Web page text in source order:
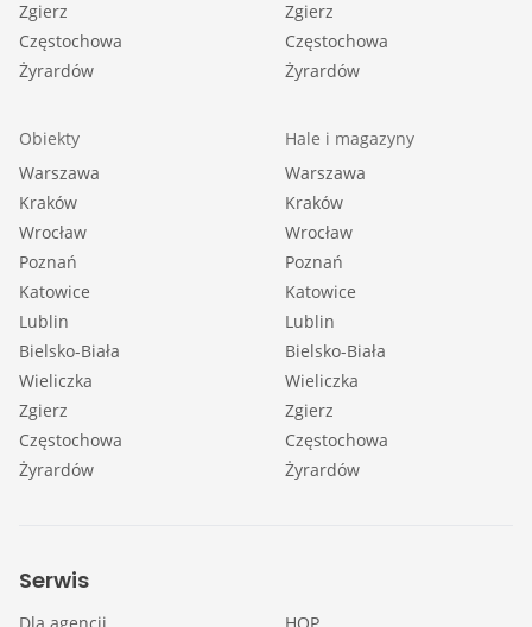
Zgierz
Częstochowa
Żyrardów
Zgierz
Częstochowa
Żyrardów
Obiekty
Warszawa
Kraków
Wrocław
Poznań
Katowice
Lublin
Bielsko-Biała
Wieliczka
Zgierz
Częstochowa
Żyrardów
Hale i magazyny
Warszawa
Kraków
Wrocław
Poznań
Katowice
Lublin
Bielsko-Biała
Wieliczka
Zgierz
Częstochowa
Żyrardów
Serwis